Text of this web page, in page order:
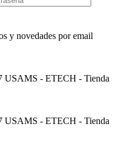
y novedades por email